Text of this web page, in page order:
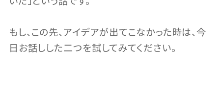
もし、この先、アイデアが出てこなかった時は、今
日お話しした二つを試してみてください。